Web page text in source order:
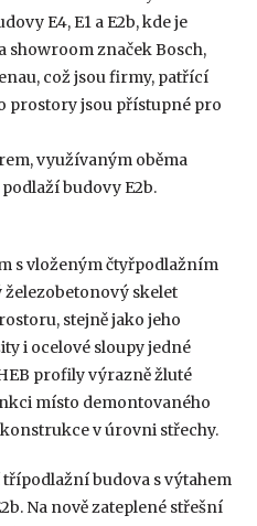
E4, E1 a E2b, kde je
showroom značek Bosch,
což jsou firmy, patřící
prostory jsou přístupné pro
využívaným oběma
budovy E2b.
s vloženým čtyřpodlažním
železobetonový skelet
stejně jako jeho
i ocelové sloupy jedné
profily výrazně žluté
místo demontovaného
v úrovni střechy.
budova s výtahem
Na nově zateplené střešní